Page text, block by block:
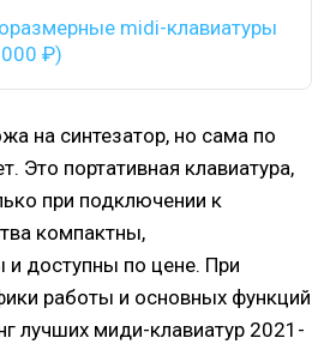
midi-клавиатуры
₽)
на синтезатор, но сама по
Это портативная клавиатура,
при подключении к
компактны,
доступны по цене. При
работы и основных функций
лучших миди-клавиатур 2021-